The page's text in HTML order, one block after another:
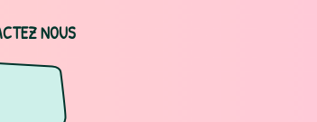
NOUS